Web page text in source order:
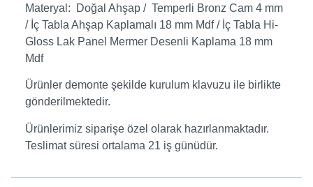
Materyal: Doğal Ahşap / Temperli Bronz Cam 4 mm
/ İç Tabla Ahşap Kaplamalı 18 mm Mdf / İç Tabla Hi-
Gloss Lak Panel Mermer Desenli Kaplama 18 mm
Mdf
Ürünler demonte şekilde kurulum klavuzu ile birlikte
gönderilmektedir.
Ürünlerimiz siparişe özel olarak hazırlanmaktadır.
Teslimat süresi ortalama 21 iş günüdür.